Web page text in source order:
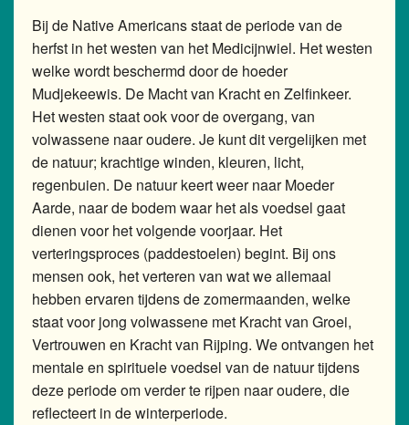
Bij de Native Americans staat de periode van de
herfst in het westen van het Medicijnwiel. Het westen
welke wordt beschermd door de hoeder
Mudjekeewis. De Macht van Kracht en Zelfinkeer.
Het westen staat ook voor de overgang, van
volwassene naar oudere. Je kunt dit vergelijken met
de natuur; krachtige winden, kleuren, licht,
regenbuien. De natuur keert weer naar Moeder
Aarde, naar de bodem waar het als voedsel gaat
dienen voor het volgende voorjaar. Het
verteringsproces (paddestoelen) begint. Bij ons
mensen ook, het verteren van wat we allemaal
hebben ervaren tijdens de zomermaanden, welke
staat voor jong volwassene met Kracht van Groei,
Vertrouwen en Kracht van Rijping. We ontvangen het
mentale en spirituele voedsel van de natuur tijdens
deze periode om verder te rijpen naar oudere, die
reflecteert in de winterperiode.